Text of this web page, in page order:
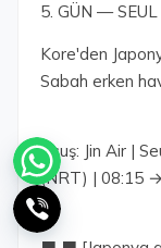
5. GÜN —
Kore'den
Sabah erken
Uçuş: Jin Air |
(NRT) | 08:15